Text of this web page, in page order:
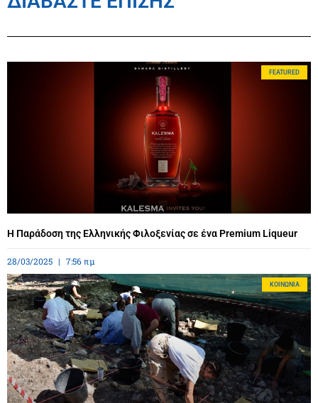
FEATURED
Η Παράδοση της Ελληνικής Φιλοξενίας σε ένα Premium Liqueur
28/03/2025 7:56 πμ
ΚΟΙΝΩΝΊΑ